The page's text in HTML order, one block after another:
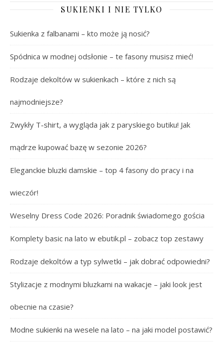
SUKIENKI I NIE TYLKO
Sukienka z falbanami – kto może ją nosić?
Spódnica w modnej odsłonie – te fasony musisz mieć!
Rodzaje dekoltów w sukienkach – które z nich są
najmodniejsze?
Zwykły T-shirt, a wygląda jak z paryskiego butiku! Jak
mądrze kupować bazę w sezonie 2026?
Eleganckie bluzki damskie – top 4 fasony do pracy i na
wieczór!
Weselny Dress Code 2026: Poradnik świadomego gościa
Komplety basic na lato w ebutik.pl – zobacz top zestawy
Rodzaje dekoltów a typ sylwetki – jak dobrać odpowiedni?
Stylizacje z modnymi bluzkami na wakacje – jaki look jest
obecnie na czasie?
Modne sukienki na wesele na lato – na jaki model postawić?